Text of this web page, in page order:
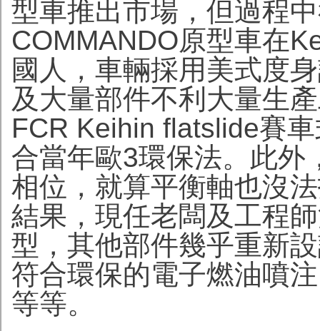
型車推出市場，但過程
COMMANDO原型車在
國人，車輛採用美式度
及大量部件不利大量生
FCR Keihin flatslide賽
合當年歐3環保法。此外
相位，就算平衡軸也沒
結果，現任老闆及工程
型，其他部件幾乎重新
符合環保的電子燃油噴
等等。